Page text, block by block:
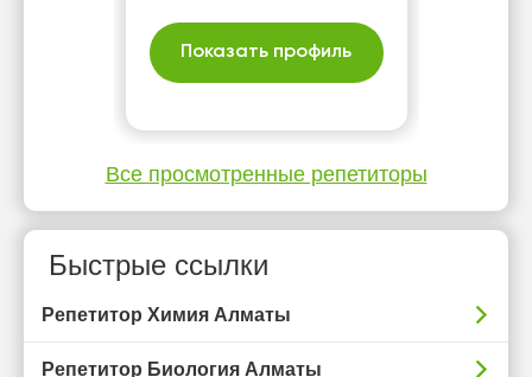
Показать профиль
Все просмотренные репетиторы
Быстрые ссылки
Репетитор Химия Алматы
Репетитор Биология Алматы